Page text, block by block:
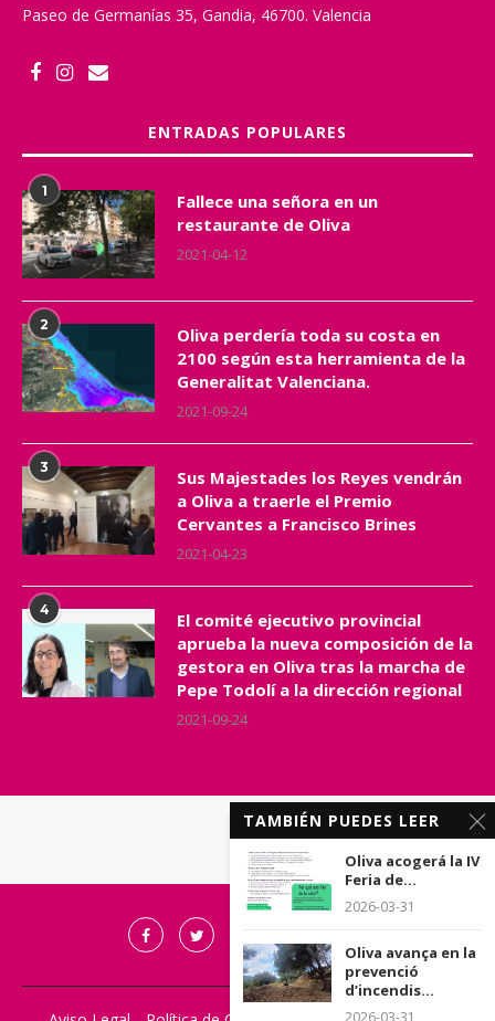
Paseo de Germanías 35, Gandia, 46700. Valencia
ENTRADAS POPULARES
1
Fallece una señora en un
restaurante de Oliva
2021-04-12
2
Oliva perdería toda su costa en
2100 según esta herramienta de la
Generalitat Valenciana.
2021-09-24
3
Sus Majestades los Reyes vendrán
a Oliva a traerle el Premio
Cervantes a Francisco Brines
2021-04-23
4
El comité ejecutivo provincial
aprueba la nueva composición de la
gestora en Oliva tras la marcha de
Pepe Todolí a la dirección regional
2021-09-24
TAMBIÉN PUEDES LEER
Oliva acogerá la IV
Feria de...
2026-03-31
Oliva avança en la
prevenció
d’incendis...
2026-03-31